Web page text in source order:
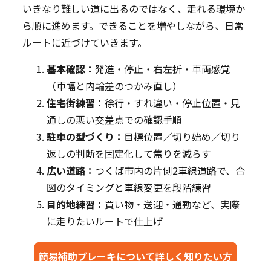
いきなり難しい道に出るのではなく、走れる環境か
ら順に進めます。できることを増やしながら、日常
ルートに近づけていきます。
基本確認：発進・停止・右左折・車両感覚
（車幅と内輪差のつかみ直し）
住宅街練習：徐行・すれ違い・停止位置・見
通しの悪い交差点での確認手順
駐車の型づくり： 目標位置／切り始め／切り
返しの判断を固定化して焦りを減らす
広い道路： つくば市内の片側2車線道路で、合
図のタイミングと車線変更を段階練習
目的地練習： 買い物・送迎・通勤など、実際
に走りたいルートで仕上げ
簡易補助ブレーキについて詳しく知りたい方